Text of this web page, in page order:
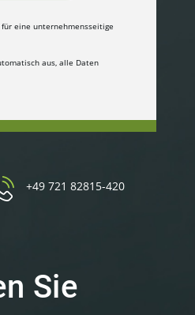
eine unternehmensseitige
aus, alle Daten
+49 721 82815-420
Sie